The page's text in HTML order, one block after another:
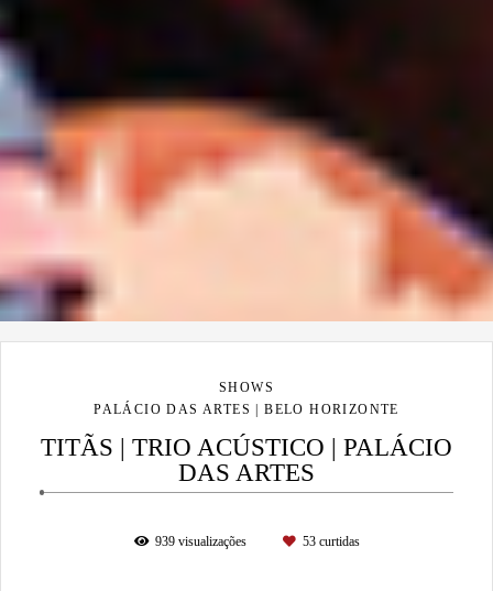
SHOWS
PALÁCIO DAS ARTES | BELO HORIZONTE
TITÃS | TRIO ACÚSTICO | PALÁCIO
DAS ARTES
939visualizações 53curtidas